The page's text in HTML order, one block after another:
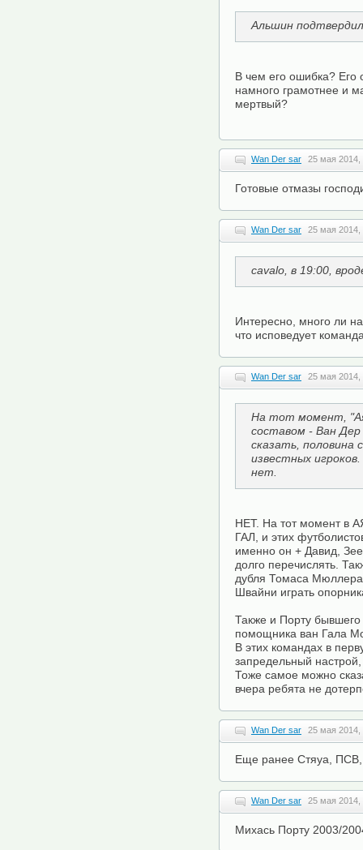
Альшин
В чем его ошибка?
намного грамотнее и
мертвый?
Wan Der sar 25 мая 2014,
Готовые отмазы
Wan Der sar 25 мая 2014,
cavalo, в 19:00,
Интересно, много ли
что исповедует
Wan Der sar 25 мая 2014,
На тот момент,
составом - Ван
сказать, половина
известных
нет.
НЕТ. На тот момент в
ГАЛ, и этих
именно он + Давид,
долго перечислять.
дубля Томаса
Швайни играть
Также и Порту
помощника ван Гала
В этих командах в
запредельный
Тоже самое можно
вчера ребята не
Wan Der sar 25 мая 2014,
Еще ранее Стяуа, ПСВ,
Wan Der sar 25 мая 2014,
Михась Порту 2003/